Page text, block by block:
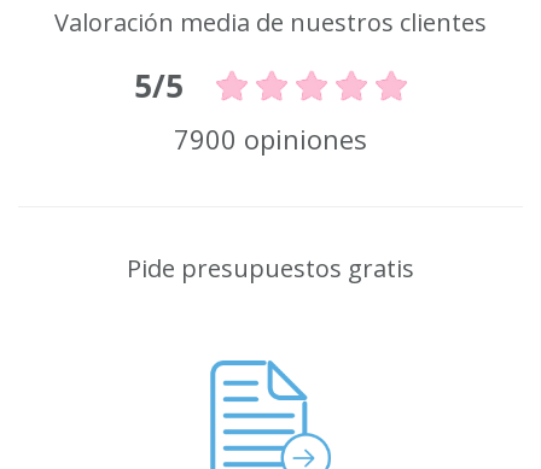
Valoración media de nuestros clientes
5/5
7900 opiniones
Pide presupuestos gratis